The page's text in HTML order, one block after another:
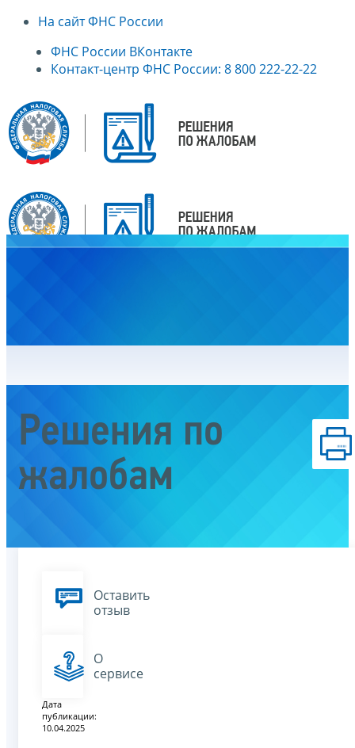
На сайт ФНС России
ФНС России ВКонтакте
Контакт-центр ФНС России: 8 800 222-22-22
Решения по
жалобам
Оставить
отзыв
О
сервисе
Дата
публикации:
10.04.2025